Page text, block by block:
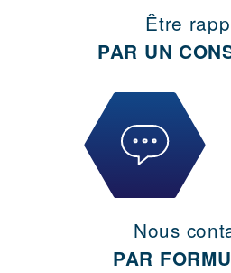
Être
PAR UN
Nous
PAR